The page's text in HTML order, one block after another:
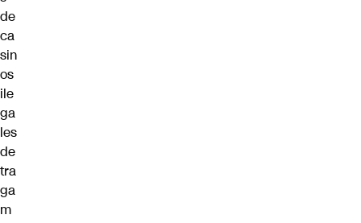
de
ca
sin
os
ile
ga
les
de
tra
ga
m